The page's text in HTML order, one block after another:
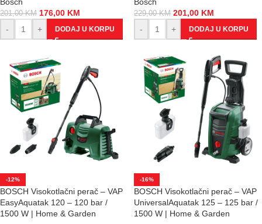
201,00KM 176,00 KM
-
+ DODAJ U KORPU
229,00KM 201,00 KM
-
+ DODAJ U KORPU
-12%
BOSCH Visokotlačni perač – VAP
EasyAquatak 120 – 120 bar /
1500 W | Home & Garden
-16%
BOSCH Visokotlačni perač – VAP
UniversalAquatak 125 – 125 bar /
1500 W | Home & Garden